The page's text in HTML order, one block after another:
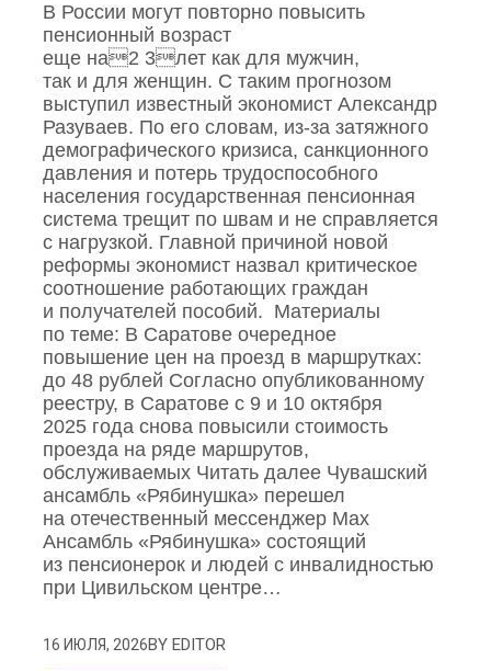
В России могут повторно повысить
пенсионный возраст
еще на2 3лет как для мужчин,
так и для женщин. С таким прогнозом
выступил известный экономист Александр
Разуваев. По его словам, из‑за затяжного
демографического кризиса, санкционного
давления и потерь трудоспособного
населения государственная пенсионная
система трещит по швам и не справляется
с нагрузкой. Главной причиной новой
реформы экономист назвал критическое
соотношение работающих граждан
и получателей пособий. Материалы
по теме: В Саратове очередное
повышение цен на проезд в маршрутках:
до 48 рублей Согласно опубликованному
реестру, в Саратове с 9 и 10 октября
2025 года снова повысили стоимость
проезда на ряде маршрутов,
обслуживаемых Читать далее Чувашский
ансамбль «Рябинушка» перешел
на отечественный мессенджер Max
Ансамбль «Рябинушка» состоящий
из пенсионерок и людей с инвалидностью
при Цивильском центре…
16 ИЮЛЯ, 2026BYEDITOR